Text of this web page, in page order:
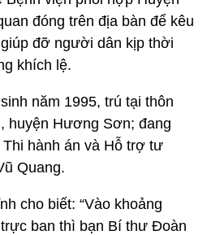
đóng trên địa bàn để kêu
đỡ người dân kịp thời
khích lệ.
năm 1995, trú tại thôn
huyện Hương Sơn; đang
hành án và Hỗ trợ tư
Quang.
cho biết: “Vào khoảng
ban thì bạn Bí thư Đoàn